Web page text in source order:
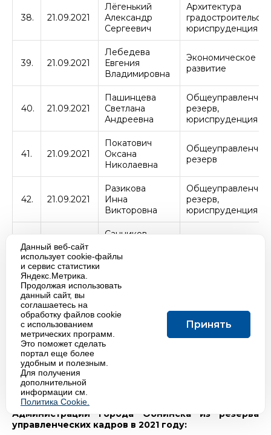
38. 21.09.2021
Лёгенький
Александр
Сергеевич
юриспруденция
39. 21.09.2021
Лебедева
Евгения
Владимировна
Экономическое
развитие
40. 21.09.2021
Пашинцева
Светлана
Андреевна
резерв,
юриспруденция
41. 21.09.2021
Покатович
Оксана
Николаевна
резерв
42. 21.09.2021
Разикова
Инна
Викторовна
резерв,
юриспруденция
43. 21.09.2021
Санников
Владимирович
44. 21.09.2021
Анатолий
45. 21.09.2021
Елена
Ивановна
резерв
Список лиц, назначенных на муниципальные
должности муниципальной службы
Администрации города Обнинска из резерва
управленческих кадров в 2021 году:
Данный веб-сайт
использует cookie-файлы
и сервис статистики
Яндекс.Метрика.
Продолжая использовать
данный сайт, вы
соглашаетесь на
обработку файлов cookie
с использованием
метрических программ.
Это поможет сделать
портал еще более
удобным и полезным.
Для получения
дополнительной
информации см.
Политика Cookie.
Принять